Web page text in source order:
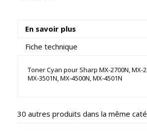
En savoir plus
Fiche technique
Toner Cyan pour Sharp MX-2700N, MX-
MX-3501N, MX-4500N, MX-4501N
30 autres produits dans la même